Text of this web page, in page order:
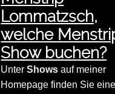
Lommatzsch,
welche
Show buchen?
UnterShows auf meiner
Homepage finden Sie eine